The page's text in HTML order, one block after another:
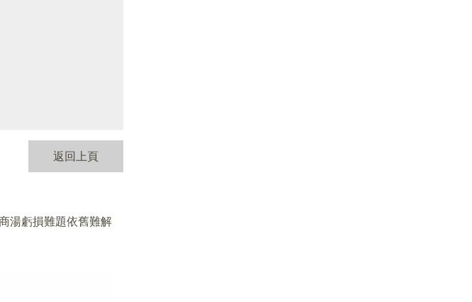
返回上頁
湯虧損難題依舊難解